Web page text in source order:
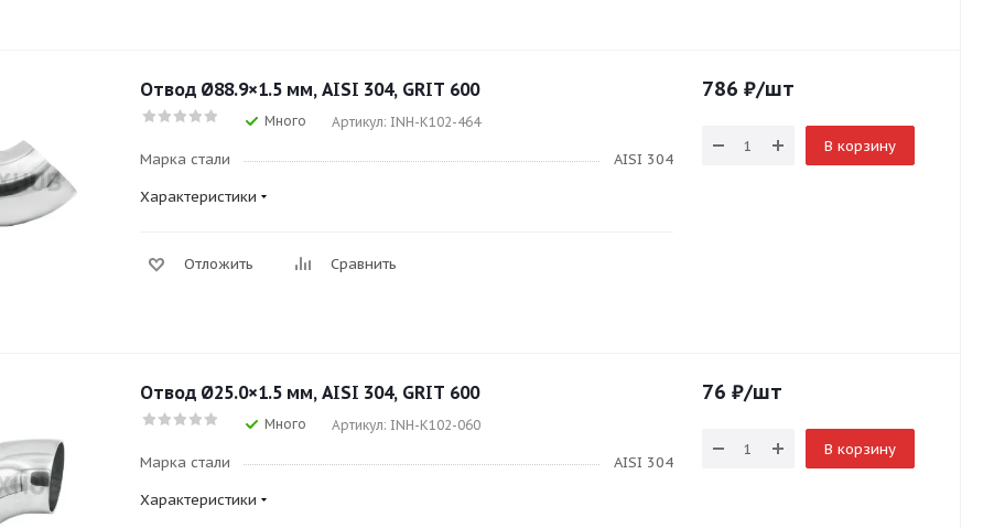
Отвод Ø88.9×1.5 мм, AISI 304, GRIT 600
Много Артикул: INH-K102-464
Марка стали
AISI 304
Характеристики
Отложить Сравнить
786 ₽/шт
В корзину
Отвод Ø25.0×1.5 мм, AISI 304, GRIT 600
Много Артикул: INH-K102-060
Марка стали
AISI 304
Характеристики
76 ₽/шт
В корзину